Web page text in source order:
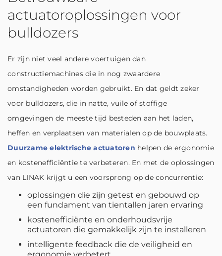
actuatoroplossingen voor
bulldozers
Er zijn niet veel andere voertuigen dan
constructiemachines die in nog zwaardere
omstandigheden worden gebruikt. En dat geldt zeker
voor bulldozers, die in natte, vuile of stoffige
omgevingen de meeste tijd besteden aan het laden,
heffen en verplaatsen van materialen op de bouwplaats.
Duurzame elektrische actuatoren helpen de ergonomie
en kostenefficiëntie te verbeteren. En met de oplossingen
van LINAK krijgt u een voorsprong op de concurrentie:
oplossingen die zijn getest en gebouwd op
een fundament van tientallen jaren ervaring
kostenefficiënte en onderhoudsvrije
actuatoren die gemakkelijk zijn te installeren
intelligente feedback die de veiligheid en